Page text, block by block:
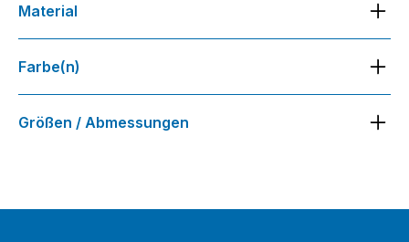
Material
Farbe(n)
white, wine, royal-heather
Größen / Abmessungen